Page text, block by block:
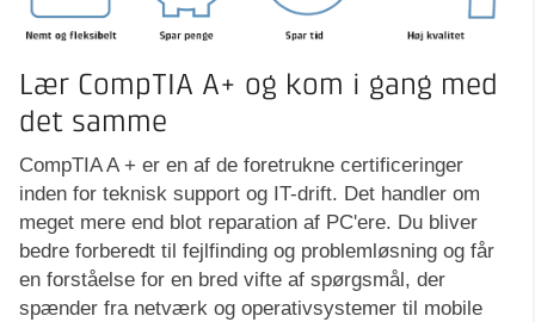
Lær CompTIA A+ og kom i gang med
det samme
CompTIA A + er en af de foretrukne certificeringer
inden for teknisk support og IT-drift. Det handler om
meget mere end blot reparation af PC'ere. Du bliver
bedre forberedt til fejlfinding og problemløsning og får
en forståelse for en bred vifte af spørgsmål, der
spænder fra netværk og operativsystemer til mobile